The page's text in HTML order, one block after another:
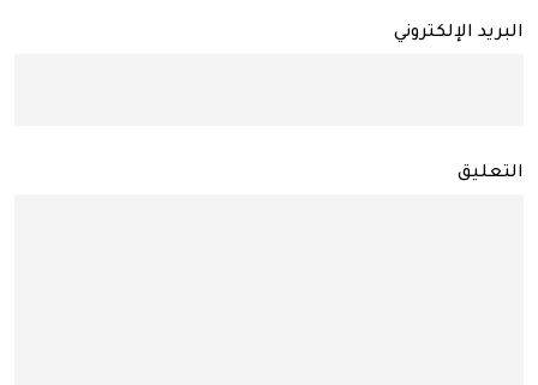
البريد الإلكتروني
التعليق